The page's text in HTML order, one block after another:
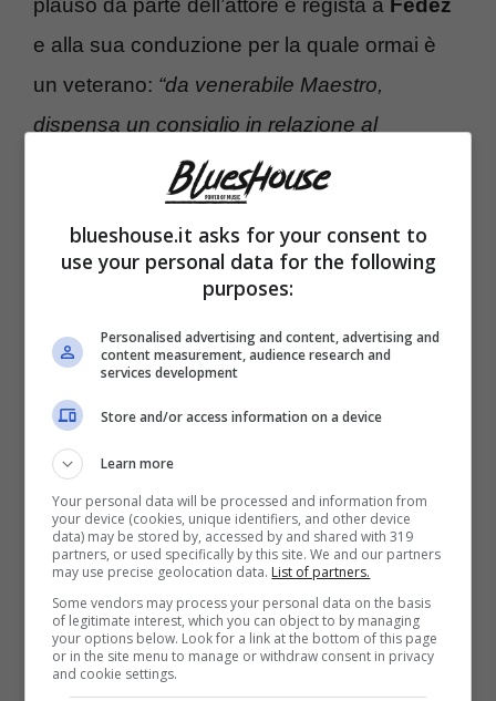
plauso da parte dell’attore e regista a Fedez
e alla sua conduzione per la quale ormai è
un veterano: “da venerabile Maestro,
dispensa un consiglio in relazione al
momento complicato”.
Se oggi è uno dei personaggi più apprezzati
del nostro cinema è perché ha lavorato tanto
confessato che anche lui ha fatto errori da
giovane, ha seguito consigli sbagliati e ha
perso dei soldi ma tutto quello che ha
imparato lo ha fatto stando a contatto con gli
altri, soprattutto a tavola“mangiando con gli
altri dopo lo spettacolo o alle cene con le
persone intelligenti, veloci, spiritose, di
qualità. È a quel punto lì, che si diventa
grandi”.E la vita privata? L’artista non si è
blueshouse.it asks for your consent to
use your personal data for the following
purposes:
Personalised advertising and content, advertising and
content measurement, audience research and
services development
Store and/or access information on a device
Learn more
Your personal data will be processed and information from
your device (cookies, unique identifiers, and other device
data) may be stored by, accessed by and shared with 319
partners, or used specifically by this site. We and our partners
may use precise geolocation data. List of partners.
Some vendors may process your personal data on the basis
of legitimate interest, which you can object to by managing
your options below. Look for a link at the bottom of this page
or in the site menu to manage or withdraw consent in privacy
and cookie settings.